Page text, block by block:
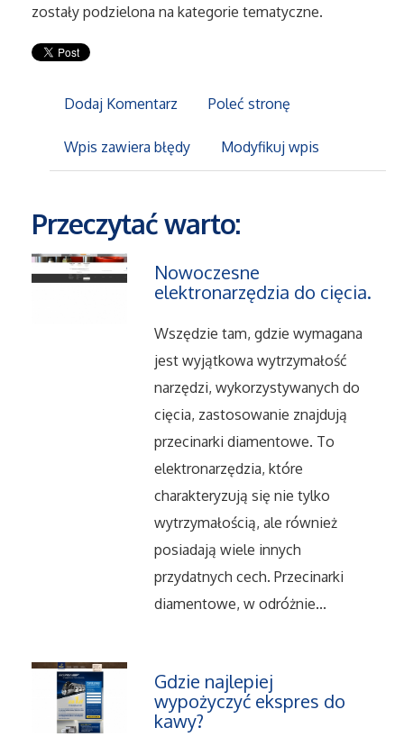
Przemysł Metalowy
Części Samochodowe
Wynajem
Usługi Motoryzacyjne
Salony, Komisy
Agencje Reklamowe
Materiały Reklamowe
Imprezy Integracyjne
Hobby
zostały podzielona na kategorie tematyczne.
Dodaj Komentarz Poleć stronę
Wpis zawiera błędy Modyfikuj wpis
Przeczytać warto:
Nowoczesne
elektronarzędzia do cięcia.
Wszędzie tam, gdzie wymagana
jest wyjątkowa wytrzymałość
narzędzi, wykorzystywanych do
cięcia, zastosowanie znajdują
przecinarki diamentowe. To
elektronarzędzia, które
charakteryzują się nie tylko
wytrzymałością, ale również
posiadają wiele innych
przydatnych cech. Przecinarki
diamentowe, w odróżnie...
Gdzie najlepiej
wypożyczyć ekspres do
kawy?